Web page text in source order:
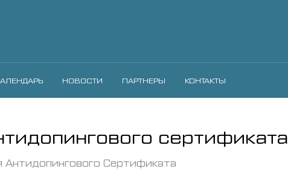
НОВОСТИ ПАРТНЕРЫ КОНТАКТЫ
сертификата
Антидопингового Сертификата